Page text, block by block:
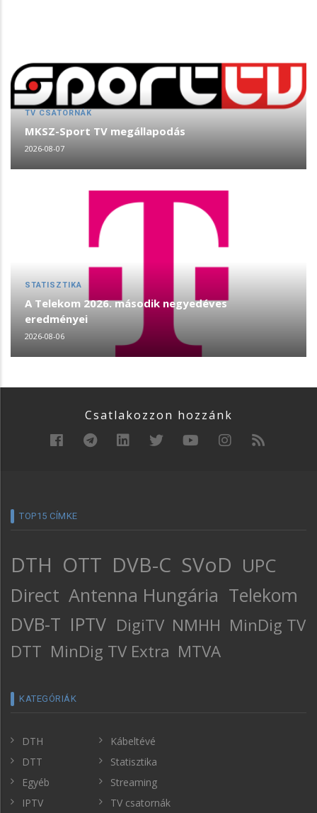
TV CSATORNÁK
MKSZ-Sport TV megállapodás
2026-08-07
STATISZTIKA
A Telekom 2026. második negyedéves
eredményei
2026-08-06
Csatlakozzon hozzánk
TOP15 CÍMKE
DTH OTT DVB-C SVoD UPC
Direct Antenna Hungária Telekom
DVB-T IPTV DigiTV NMHH MinDig TV
DTT MinDig TV Extra MTVA
KATEGÓRIÁK
DTH
DTT
Egyéb
IPTV
Kábeltévé
Statisztika
Streaming
TV csatornák